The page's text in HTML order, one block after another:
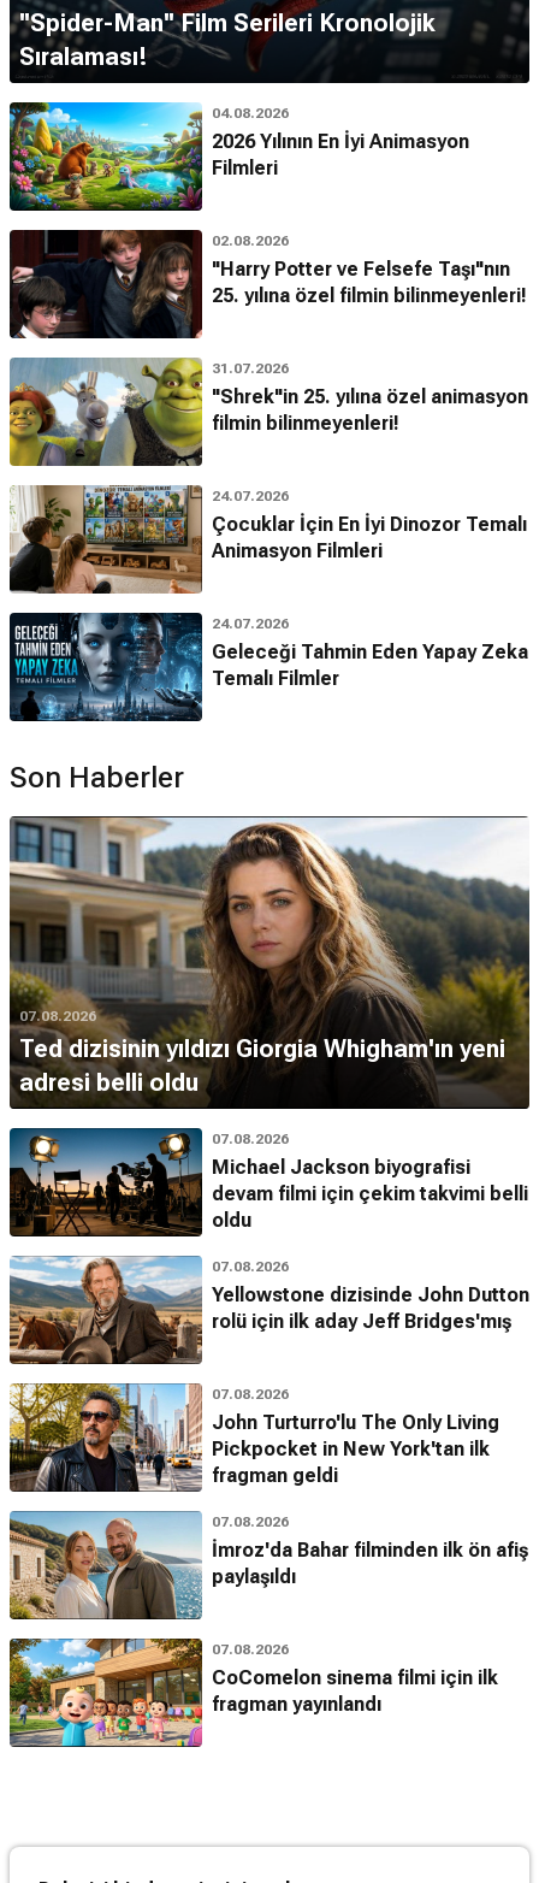
''Spider-Man'' Film Serileri Kronolojik
Sıralaması!
04.08.2026
2026 Yılının En İyi Animasyon
Filmleri
02.08.2026
"Harry Potter ve Felsefe Taşı"nın
25. yılına özel filmin bilinmeyenleri!
31.07.2026
"Shrek"in 25. yılına özel animasyon
filmin bilinmeyenleri!
24.07.2026
Çocuklar İçin En İyi Dinozor Temalı
Animasyon Filmleri
24.07.2026
Geleceği Tahmin Eden Yapay Zeka
Temalı Filmler
Son Haberler
07.08.2026
Ted dizisinin yıldızı Giorgia Whigham'ın yeni
adresi belli oldu
07.08.2026
Michael Jackson biyografisi
devam filmi için çekim takvimi belli
oldu
07.08.2026
Yellowstone dizisinde John Dutton
rolü için ilk aday Jeff Bridges'mış
07.08.2026
John Turturro'lu The Only Living
Pickpocket in New York'tan ilk
fragman geldi
07.08.2026
İmroz'da Bahar filminden ilk ön afiş
paylaşıldı
07.08.2026
CoComelon sinema filmi için ilk
fragman yayınlandı